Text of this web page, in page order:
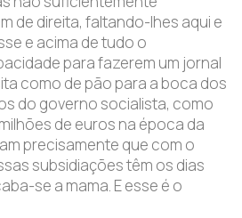
de direita, faltando-lhes aqui e
e acima de tudo o
para fazerem um jornal
como de pão para a boca dos
do governo socialista, como
de euros na época da
precisamente que com o
subsidiações têm os dias
se a mama. E esse é o